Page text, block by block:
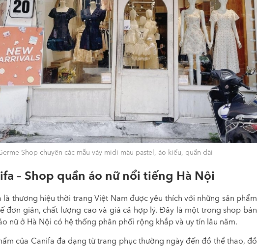
Shop chuyên các mẫu váy midi màu pastel, áo kiểu, quần dài
– Shop quần áo nữ nổi tiếng Hà Nội
là thương hiệu thời trang Việt Nam được yêu thích với những sản phẩm
đơn giản, chất lượng cao và giá cả hợp lý. Đây là một trong shop bán
nữ ở Hà Nội có hệ thống phân phối rộng khắp và uy tín lâu năm.
của Canifa đa dạng từ trang phục thường ngày đến đồ thể thao, đồ